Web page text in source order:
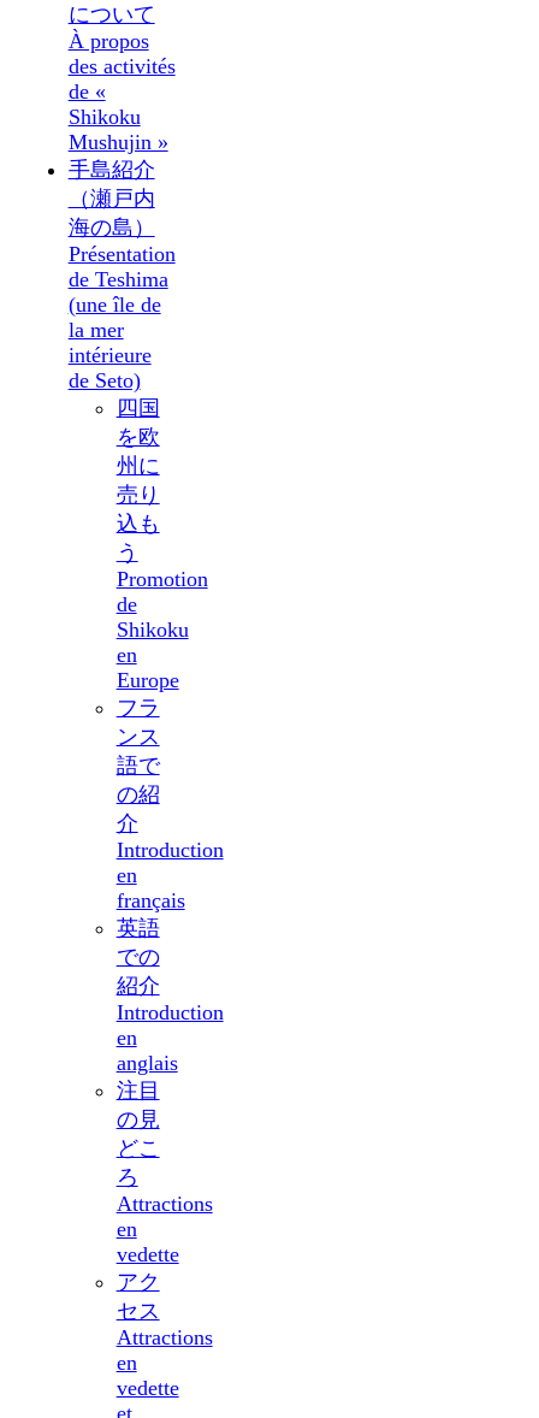
について
À propos
des activités
de «
Shikoku
Mushujin »
手島紹介
（瀬戸内
海の島）
Présentation
de Teshima
(une île de
la mer
intérieure
de Seto)
四国
を欧
州に
売り
込も
う
Promotion
de
Shikoku
en
Europe
フラ
ンス
語で
の紹
介
Introduction
en
français
英語
での
紹介
Introduction
en
anglais
注目
の見
どこ
ろ
Attractions
en
vedette
アク
セス
Attractions
en
vedette